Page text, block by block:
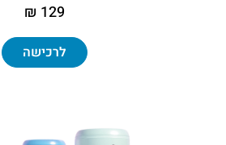
129 ₪
לרכישה